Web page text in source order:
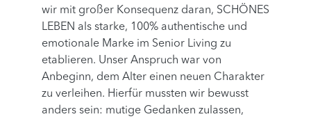
wir mit großer Konsequenz daran, SCHÖNES
LEBEN als starke, 100% authentische und
emotionale Marke im Senior Living zu
etablieren. Unser Anspruch war von
Anbeginn, dem Alter einen neuen Charakter
zu verleihen. Hierfür mussten wir bewusst
anders sein: mutige Gedanken zulassen,